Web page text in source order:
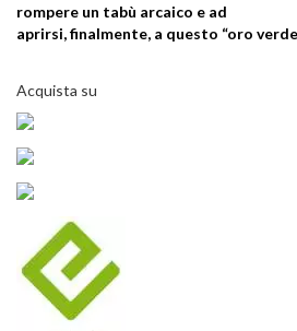
rompere un tabù arcaico e ad
aprirsi, finalmente, a questo “oro
Acquista su